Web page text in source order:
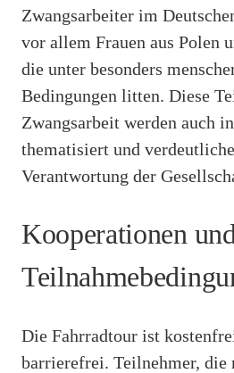
Zwangsarbeiter im
vor allem Frauen aus Polen
die unter besonders
Bedingungen litten. Diese
Zwangsarbeit werden auch
thematisiert und
Verantwortung der
Kooperationen
Die Fahrradtour ist
barrierefrei. Teilnehmer, die